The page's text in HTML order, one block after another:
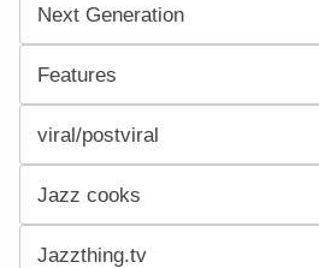
Next Generation
Features
viral/postviral
Jazz cooks
Jazzthing.tv